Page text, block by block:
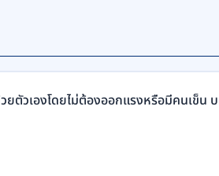
ตัวเองโดยไม่ต้องออกแรงหรือมีคนเข็น